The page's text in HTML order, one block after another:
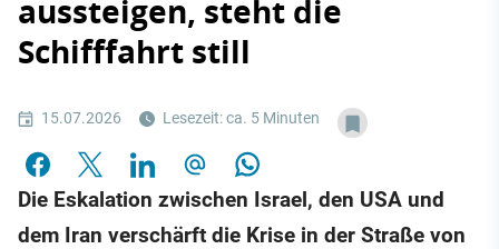
aussteigen, steht die
Schifffahrt still
15.07.2026 Lesezeit: ca. 5 Minuten
Die Eskalation zwischen Israel, den USA und
dem Iran verschärft die Krise in der Straße von